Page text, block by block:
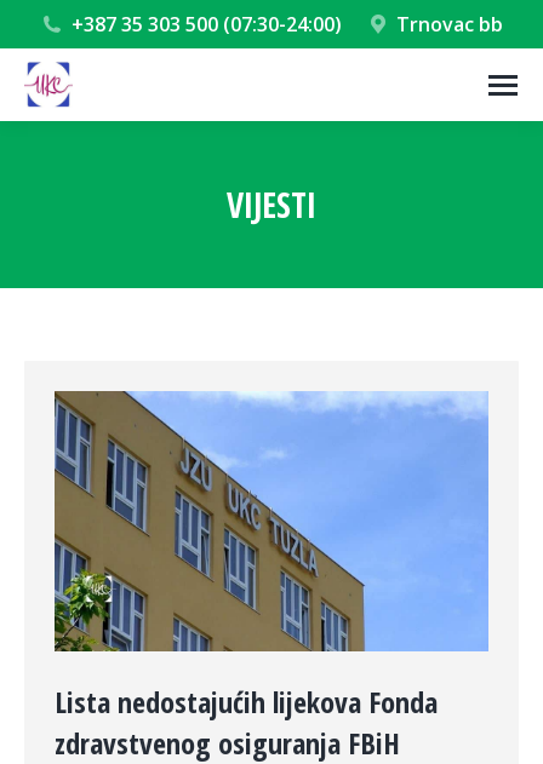
+387 35 303 500 (07:30-24:00) Trnovac bb
VIJESTI
Lista nedostajućih lijekova Fonda
zdravstvenog osiguranja FBiH